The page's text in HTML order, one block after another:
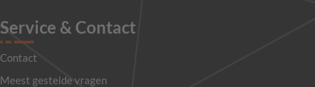
Service & Contact
Contact
Meest gestelde vragen